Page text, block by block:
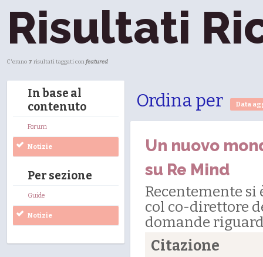
Risultati
C'erano 7 risultati taggati confeatured
In base al
contenuto
Forum
Notizie
Per sezione
Guide
Notizie
Ordina per Data
Un nuovo
su Re Mind
Recentemente si
col co-direttore
domande
Citazione